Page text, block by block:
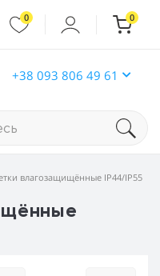
+38 093 806 49 61
0 0
влагозащищённые IP44/IP55